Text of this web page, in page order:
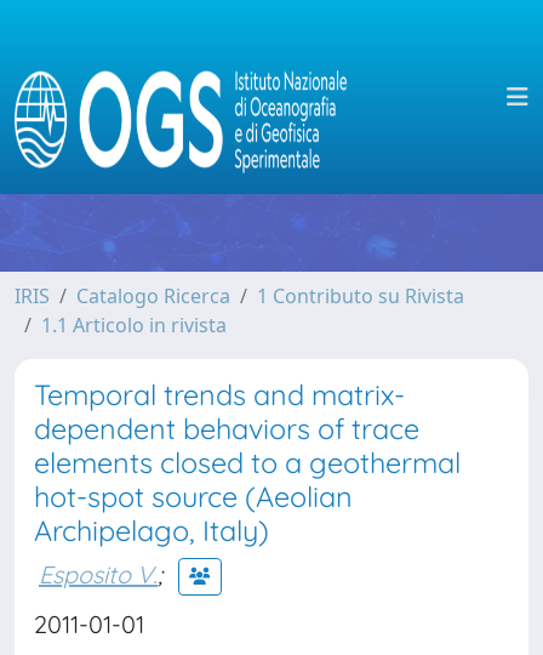
IRIS Catalogo Ricerca
1 Contributo su Rivista
1.1 Articolo in rivista
Temporal trends and matrix-
dependent behaviors of trace
elements closed to a geothermal
hot-spot source (Aeolian
Archipelago, Italy)
Esposito V.;
2011-01-01